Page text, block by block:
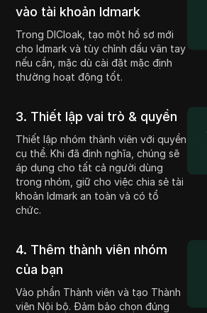
vào tài khoản Idmark
Trong DICloak, tạo một hồ sơ mới
cho Idmark và tùy chỉnh dấu vân tay
nếu cần, mặc dù cài đặt mặc định
thường hoạt động tốt.
3. Thiết lập vai trò & quyền
Thiết lập nhóm thành viên với quyền
cụ thể. Khi đã định nghĩa, chúng sẽ
áp dụng cho tất cả người dùng
trong nhóm, giữ cho việc chia sẻ tài
khoản Idmark an toàn và có tổ
chức.
4. Thêm thành viên nhóm
của bạn
Vào phần Thành viên và tạo Thành
viên Nội bộ. Đảm bảo chọn đúng